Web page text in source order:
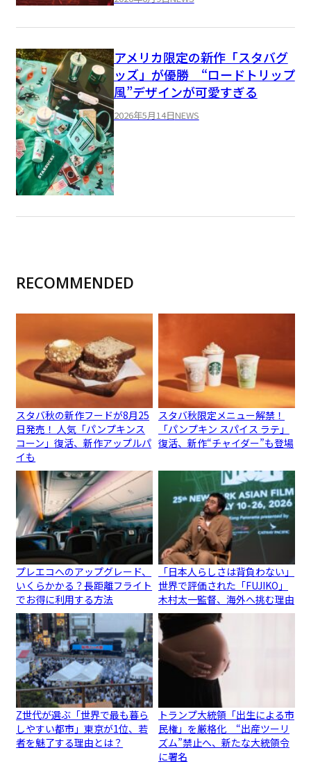
アメリカ限定の新作「スタバグ
ッズ」が優勝 “ロードトリップ
風”デザインが可愛すぎる
2026年5月14日NEWS
RECOMMENDED
スタバ秋の新作フードが8月25
日発売！ 人気「パンプキンス
コーン」復活、新作アップルパ
イも
スタバ秋限定メニュー解禁！
「パンプキン スパイス ラテ」
復活、新作“チャイダー”も登場
プレエコへのアップグレード、
いくらかかる？長距離フライト
でお得に利用する方法
「日本人らしさは背負わない」
世界で評価された「FUJIKO」
木村太一監督、海外へ挑む理由
Z世代が選ぶ「世界で最も暮ら
しやすい都市」東京が1位、若
者を魅了する理由とは？
トランプ大統領「出生による市
民権」を厳格化 “出産ツーリ
ズム”禁止へ、新たな大統領令
に署名